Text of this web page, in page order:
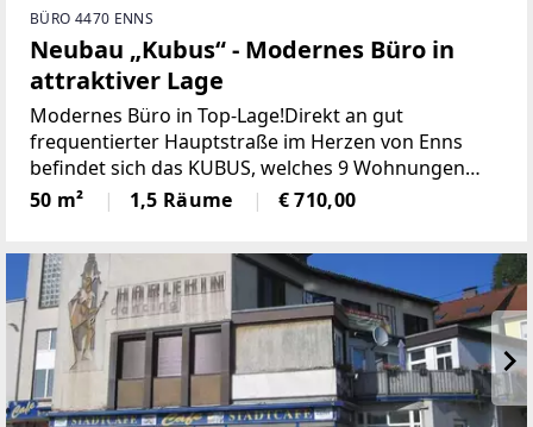
BÜRO 4470 ENNS
Neubau „Kubus“ - Modernes Büro in
attraktiver Lage
Modernes Büro in Top-Lage!Direkt an gut
frequentierter Hauptstraße im Herzen von Enns
befindet sich das KUBUS, welches 9 Wohnungen
und 5 Büros zur Miete ermöglicht.Derzeit steht
noch ein Büro Top 4 mit 108,50 m² im 1. OG als
50 m² 1,5 Räume € 710,00